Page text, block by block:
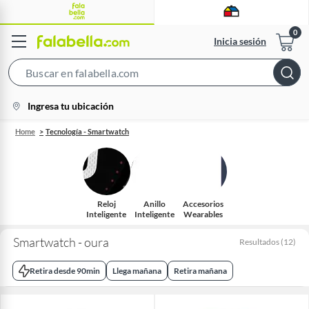
Inicia sesión
Bar
location-
icon
Ingresa tu ubicación
Home Tecnología - Smartwatch
Reloj
Inteligente
Anillo
Inteligente
Accesorios
Wearables
Smartwatch - oura Resultados (12)
Retira desde 90min Llega mañana Retira mañana